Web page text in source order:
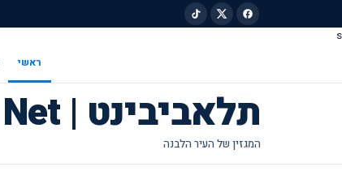
s
ראשי
תלאביבינט | Tel Avivi Net